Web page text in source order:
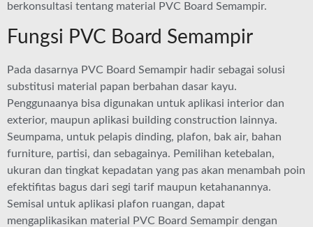
berkonsultasi tentang material PVC Board Semampir.
Fungsi PVC Board Semampir
Pada dasarnya PVC Board Semampir hadir sebagai solusi
substitusi material papan berbahan dasar kayu.
Penggunaanya bisa digunakan untuk aplikasi interior dan
exterior, maupun aplikasi building construction lainnya.
Seumpama, untuk pelapis dinding, plafon, bak air, bahan
furniture, partisi, dan sebagainya. Pemilihan ketebalan,
ukuran dan tingkat kepadatan yang pas akan menambah poin
efektifitas bagus dari segi tarif maupun ketahanannya.
Semisal untuk aplikasi plafon ruangan, dapat
mengaplikasikan material PVC Board Semampir dengan